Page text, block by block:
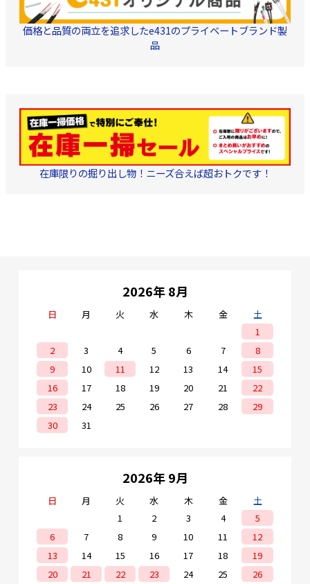
価格と品質の両立を追求したe431のプライベートブランド製
品
在庫限りの掘り出し物！ニーズ合えば超おトクです！
2026年 8月
日 月 火 水 木 金
土
1
2
3 4 5 6 7
8
9
10 11 12 13 14
15
16
17 18 19 20 21
22
23
24 25 26 27 28
29
30
31
2026年 9月
日 月 火 水 木 金
土
1
2 3 4
5
6
7 8 9 10 11
12
13
14 15 16 17 18
19
20
21 22 23 24 25
26